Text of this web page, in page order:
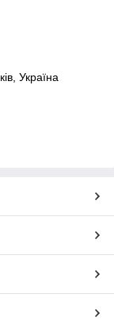
Україна